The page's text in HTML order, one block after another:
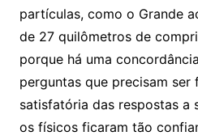
partículas, como o Grande
de 27 quilômetros de
porque há uma
perguntas que precisam ser
satisfatória das respostas a
os físicos ficaram tão